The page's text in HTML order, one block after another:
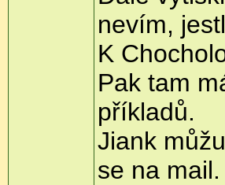
nevím,
K
Pak tam
příkladů.
Jiank
se na mail.